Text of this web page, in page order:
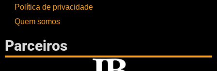
Política de privacidade
Quem somos
Parceiros